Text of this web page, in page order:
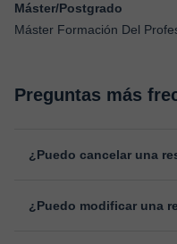
Máster/Postgrado
Máster Formación Del
Preguntas más
¿Puedo cancelar una
antes de la clase, indicando
¿Puedo modificar una